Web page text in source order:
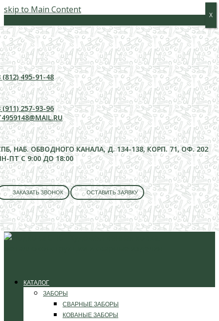
skip to Main Content
(812) 495-91-48
(911) 257-93-96
НАБ. ОБВОДНОГО КАНАЛА, Д. 134-138, КОРП. 71, ОФ. 202
ПТ С 9:00 ДО 18:00
ЗАКАЗАТЬ ЗВОНОК ОСТАВИТЬ ЗАЯВКУ
КАТАЛОГ
ЗАБОРЫ
СВАРНЫЕ ЗАБОРЫ
КОВАНЫЕ ЗАБОРЫ
Х
Х